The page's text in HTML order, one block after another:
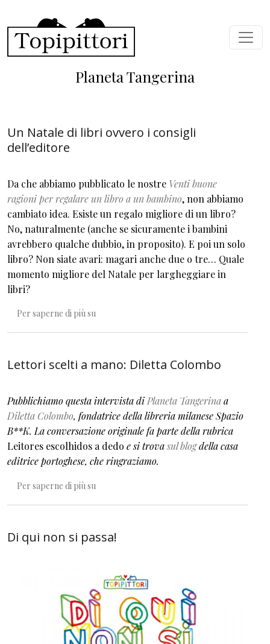
Planeta Tangerina
Un Natale di libri ovvero i consigli
dell’editore
Da che abbiamo pubblicato le nostre Venti buone
ragioni per regalare un libro a un bambino, non abbiamo
cambiato idea. Esiste un regalo migliore di un libro?
No, naturalmente (anche se sicuramente i bambini
avrebbero qualche dubbio, in proposito). E poi un solo
libro? Non siate avari: magari anche due o tre… Quale
momento migliore del Natale per largheggiare in
libri?
Per saperne di più su
Lettori scelti a mano: Diletta Colombo
Pubblichiamo questa intervista di Planeta Tangerinaa
Diletta Colombo, fondatrice della libreria milanese Spazio
B**K. La conversazione originale fa parte della rubrica
Leitores escolhidos a dedo e si trovasul blogdella casa
editrice portoghese, che ringraziamo.
Per saperne di più su
Di qui non si passa!